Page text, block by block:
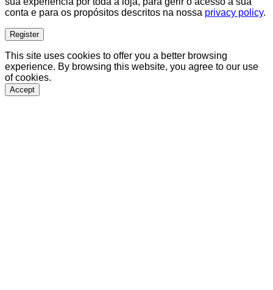
conta e para os propósitos descritos na nossa privacy policy.
Register
This site uses cookies to offer you a better browsing
experience. By browsing this website, you agree to our use
of cookies.
Accept